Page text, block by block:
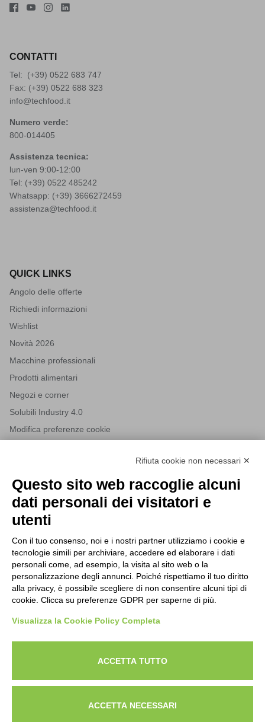
CONTATTI
Tel: (+39) 0522 683 747
Fax: (+39) 0522 688 323
info@techfood.it
Numero verde:
800-014405
Assistenza tecnica:
lun-ven 9:00-12:00
Tel: (+39) 0522 485242
Whatsapp: (+39) 3666272459
assistenza@techfood.it
QUICK LINKS
Angolo delle offerte
Richiedi informazioni
Wishlist
Novità 2026
Macchine professionali
Prodotti alimentari
Negozi e corner
Solubili Industry 4.0
Modifica preferenze cookie
Iscriviti alla nostra newsletter per rimanere sempre aggiornato
sulle novità del mondo HORECA e per ricevere offerte esclusive.
Acconsento al trattamento dei dati personali come specificato
nella nostra privacy policy.
Cerca nel sito Lavora con noi Privacy Policy
ISCRIVITI ALLA NEWSLETTER
Tutti i nuovi prodotti in anteprima e offerte esclusive.
Acconsento al trattamento dei dati personali come
Iscriviti
Rifiuta cookie non necessari ✕
Questo sito web raccoglie alcuni
dati personali dei visitatori e
utenti
Con il tuo consenso, noi e i nostri partner utilizziamo i cookie e
tecnologie simili per archiviare, accedere ed elaborare i dati
personali come, ad esempio, la visita al sito web o la
personalizzazione degli annunci. Poiché rispettiamo il tuo diritto
alla privacy, è possibile scegliere di non consentire alcuni tipi di
cookie. Clicca su preferenze GDPR per saperne di più.
Visualizza la Cookie Policy Completa
ACCETTA TUTTO
ACCETTA NECESSARI